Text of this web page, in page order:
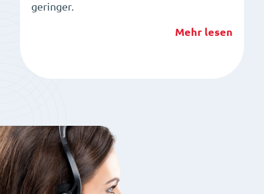
geringer.
Mehr lesen